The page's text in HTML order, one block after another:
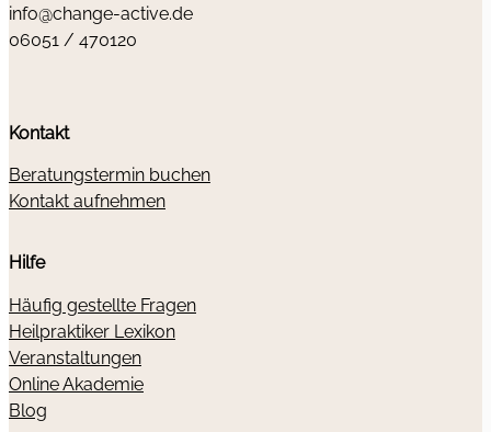
info@change-active.de
06051 / 470120
Kontakt
Beratungstermin buchen
Kontakt aufnehmen
Hilfe
Häufig gestellte Fragen
Heilpraktiker Lexikon
Veranstaltungen
Online Akademie
Blog